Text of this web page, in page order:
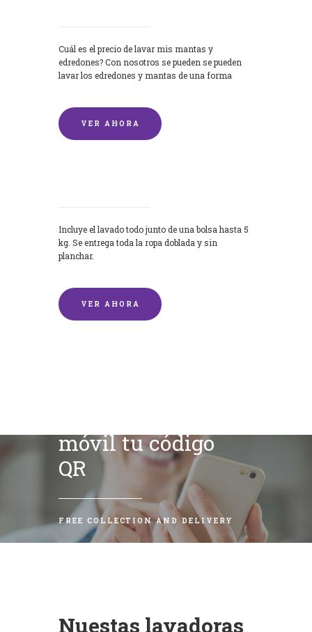
Cuál es el precio de lavar mis mantas y
edredones? Con nosotros se pueden se pueden
lavar los edredones y mantas de una forma
VER AHORA
Incluye el lavado todo junto de una bolsa hasta 5
kg. Se entrega toda la ropa doblada y sin
planchar.
VER AHORA
móvil tu código
QR
FREE COLLECTION AND DELIVERY
Nuestas lavadoras